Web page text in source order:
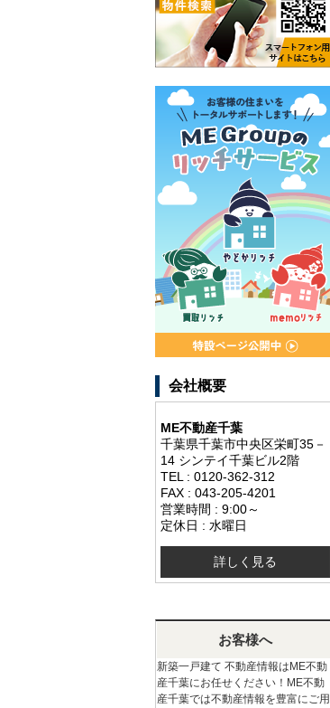
会社概要
ME不動産千葉
千葉県千葉市中央区栄町35－
14 シンテイ千葉ビル2階
TEL : 0120-362-312
FAX : 043-205-4201
営業時間 : 9:00～
定休日 : 水曜日
詳しく見る
お客様へ
新築一戸建て 不動産情報はME不動
産千葉にお任せください！ME不動
産千葉では不動産情報を豊富にご用